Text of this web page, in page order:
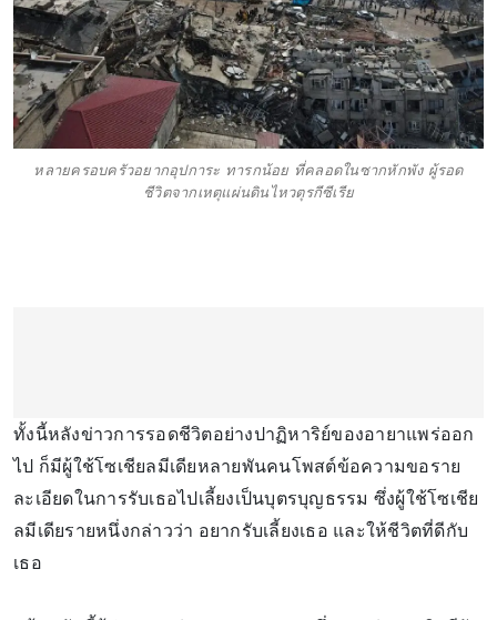
หลายครอบครัวอยากอุปการะ ทารกน้อย ที่คลอดในซากหักพัง ผู้รอด
ชีวิตจากเหตุแผ่นดินไหวตุรกีซีเรีย
ทั้งนี้หลังข่าวการรอดชีวิตอย่างปาฏิหาริย์ของอายาแพร่ออก
ไป ก็มีผู้ใช้โซเชียลมีเดียหลายพันคนโพสต์ข้อความขอราย
ละเอียดในการรับเธอไปเลี้ยงเป็นบุตรบุญธรรม ซึ่งผู้ใช้โซเชีย
ลมีเดียรายหนึ่งกล่าวว่า อยากรับเลี้ยงเธอ และให้ชีวิตที่ดีกับ
เธอ